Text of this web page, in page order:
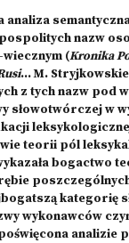
analiza
nazw
(Kronika
… M.
z tych nazw pod
słowotwórczej w
teorii pól
bogactwo
kategorię
wykonawców
analizie